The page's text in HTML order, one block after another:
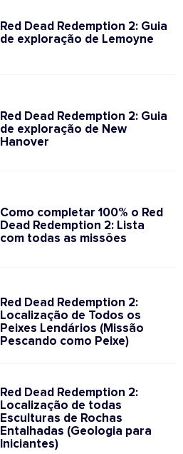
Red Dead Redemption 2: Guia
de exploração de Lemoyne
Red Dead Redemption 2: Guia
de exploração de New
Hanover
Como completar 100% o Red
Dead Redemption 2: Lista
com todas as missões
Red Dead Redemption 2:
Localização de Todos os
Peixes Lendários (Missão
Pescando como Peixe)
Red Dead Redemption 2:
Localização de todas
Esculturas de Rochas
Entalhadas (Geologia para
Iniciantes)